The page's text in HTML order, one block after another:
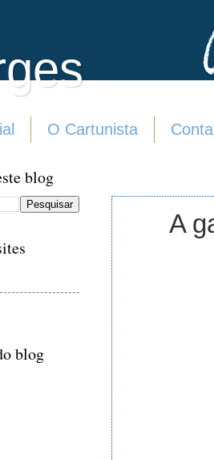
O Cartunista
A
blog
blog